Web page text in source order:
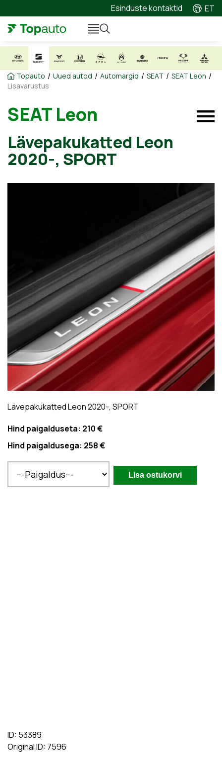
Esinduste kontaktid ET
Topauto / Uued autod / Automargid / SEAT / SEAT Leon /
Lisavarustus
SEAT Leon
Lävepakukatted Leon
2020-, SPORT
Lävepakukatted Leon 2020-, SPORT
Hind paigalduseta: 210 €
Hind paigaldusega: 258 €
ID: 53389
Original ID: 7596